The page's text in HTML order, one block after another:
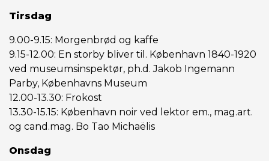
Tirsdag
9.00-9.15: Morgenbrød og kaffe
9.15-12.00: En storby bliver til. København 1840-1920
ved museumsinspektør, ph.d. Jakob Ingemann
Parby, Københavns Museum
12.00-13.30: Frokost
13.30-15.15: København noir ved lektor em., mag.art.
og cand.mag. Bo Tao Michaëlis
Onsdag